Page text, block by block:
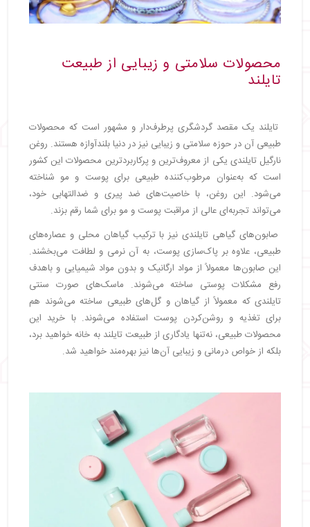
محصولات سلامتی و زیبایی از طبیعت
تایلند
تایلند یک مقصد گردشگری پرطرف‌دار و مشهور است که محصولات
طبیعی آن در حوزه سلامتی و زیبایی نیز در دنیا بلندآوازه هستند. روغن
نارگیل تایلندی یکی از معروف‌ترین و پرکاربردترین محصولات این کشور
است که به‌عنوان مرطوب‌کننده طبیعی برای پوست و مو شناخته
می‌شود. این روغن، با خاصیت‌های ضد پیری و ضدالتهابی خود،
می‌تواند تجربه‌ای عالی از مراقبت پوست و مو برای شما رقم بزند.
صابون‌های گیاهی تایلندی نیز با ترکیب گیاهان محلی و عصاره‌های
طبیعی، علاوه بر پاک‌سازی پوست، به آن نرمی و لطافت می‌بخشند.
این صابون‌ها معمولاً از مواد ارگانیک و بدون مواد شیمیایی و باهدف
رفع مشکلات پوستی ساخته می‌شوند. ماسک‌های صورت سنتی
تایلندی که معمولاً از گیاهان و گل‌های طبیعی ساخته می‌شوند هم
برای تغذیه و روشن‌کردن پوست استفاده می‌شوند. با خرید این
محصولات طبیعی، نه‌تنها یادگاری از طبیعت تایلند به خانه خواهید برد،
بلکه از خواص درمانی و زیبایی آن‌ها نیز بهره‌مند خواهید شد.